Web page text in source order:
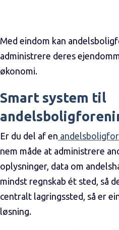
Med eindom kan
administrere deres
økonomi.
Smart system til
Er du del af en
nem måde at administrere
oplysninger, data om
mindst regnskab ét sted, så
centralt lagringssted, så er
løsning.